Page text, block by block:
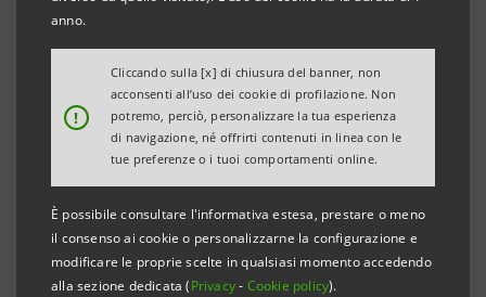
anno.
!
Cliccando sulla [x] di chiusura del banner, non
acconsenti all’uso dei cookie di profilazione. Non
potremo, perciò, personalizzare la tua esperienza
di navigazione, né offrirti contenuti in linea con le
tue preferenze o i tuoi comportamenti online.
È possibile consultare l'informativa estesa, prestare o meno
il consenso ai cookie o personalizzarne la configurazione e
modificare le proprie scelte in qualsiasi momento accedendo
alla sezione dedicata (Privacy- Cookie policy).
nota la nuova composizione del Consiglio di
Amministrazione di isybank.
Assume la carica diPresidente di isybank
Profumo, già Preside della Facoltà di Ingegneria del
Politecnico di Torino, Ateneo di cui è stato Rettore
tra il 2005 e il 2011, Presidente della Compagnia di
San Paolo dal 2016 al 2024 e Ministro dell’Istruzione,